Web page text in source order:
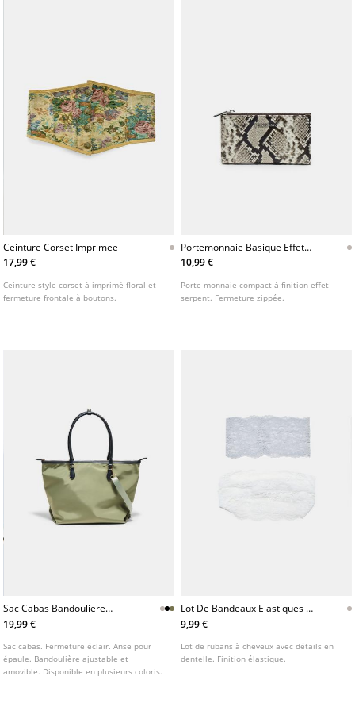
Ceinture Corset Imprimee
17,99 €
Ceinture style corset à imprimé floral et
fermeture frontale à boutons.
Portemonnaie Basique Effet
Serpent
10,99 €
Porte-monnaie compact à finition effet
serpent. Fermeture zippée.
Sac Cabas Bandouliere
Combine
19,99 €
Sac cabas. Fermeture éclair. Anse pour
épaule. Bandoulière ajustable et
amovible. Disponible en plusieurs coloris.
Lot De Bandeaux Elastiques En
Dentelle
9,99 €
Lot de rubans à cheveux avec détails en
dentelle. Finition élastique.